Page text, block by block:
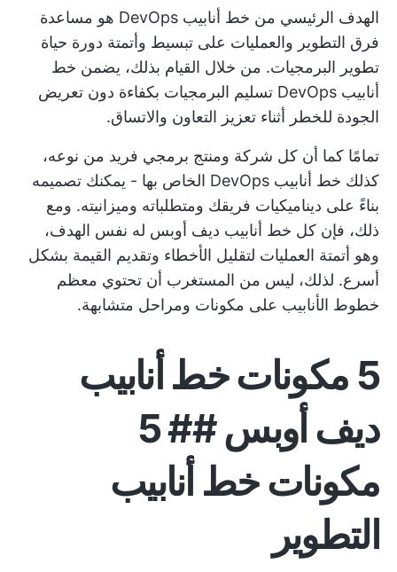
الهدف الرئيسي من خط أنابيب DevOps هو مساعدة
فرق التطوير والعمليات على تبسيط وأتمتة دورة حياة
تطوير البرمجيات. من خلال القيام بذلك، يضمن خط
أنابيب DevOps تسليم البرمجيات بكفاءة دون تعريض
الجودة للخطر أثناء تعزيز التعاون والاتساق.
تمامًا كما أن كل شركة ومنتج برمجي فريد من نوعه،
كذلك خط أنابيب DevOps الخاص بها - يمكنك تصميمه
بناءً على ديناميكيات فريقك ومتطلباته وميزانيته. ومع
ذلك، فإن كل خط أنابيب ديف أوبس له نفس الهدف،
وهو أتمتة العمليات لتقليل الأخطاء وتقديم القيمة بشكل
أسرع. لذلك، ليس من المستغرب أن تحتوي معظم
خطوط الأنابيب على مكونات ومراحل متشابهة.
5 مكونات خط أنابيب
ديف أوبس ## 5
مكونات خط أنابيب
التطوير